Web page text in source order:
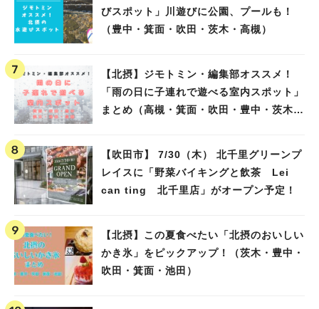
びスポット」川遊びに公園、プールも！
（豊中・箕面・吹田・茨木・高槻）
【北摂】ジモトミン・編集部オススメ！
「雨の日に子連れで遊べる室内スポット」
まとめ（高槻・箕面・吹田・豊中・茨木・
【吹田市】 7/30（木） 北千里グリーンプ
レイスに「野菜バイキングと飲茶 Lei
can ting 北千里店」がオープン予定！
【北摂】この夏食べたい「北摂のおいしい
かき氷」をピックアップ！（茨木・豊中・
吹田・箕面・池田）